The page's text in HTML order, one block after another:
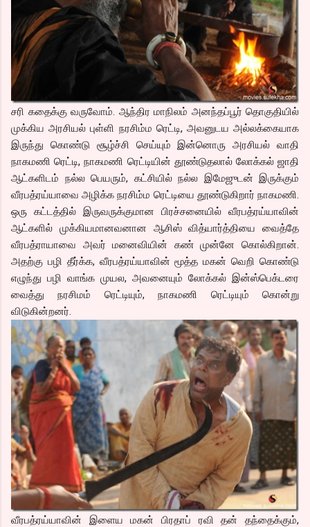
சரி கதைக்கு வருவோம். ஆந்திர மாநிலம் அனந்தப்பூர் தொகுதியில்
முக்கிய அரசியல் புள்ளி நரசிம்ம ரெட்டி, அவனுடய அல்லக்கையாக
இருந்து கொண்டு சூழ்ச்சி செய்யும் இன்னொரு அரசியல் வாதி
நாகமணி ரெட்டி, நாகமணி ரெட்டியின் தூண்டுதலால் லோக்கல் ஜாதி
ஆட்களிடம் நல்ல பெயரும், கட்சியில் நல்ல இமேஜுடன் இருக்கும்
வீரபத்ரய்யாவை அழிக்க நரசிம்ம ரெட்டியை தூண்டுகிறார் நாகமணி.
ஒரு கட்டத்தில் இருவருக்குமான பிரச்சனையில் வீரபத்ரய்யாவின்
ஆட்களில் முக்கியமானவனான ஆசிஸ் வித்யார்த்தியை வைத்தே
வீரபத்ராயாவை அவர் மனைவியின் கண் முன்னே கொல்கிறான்.
அதற்கு பழி தீர்க்க, வீரபத்ரய்யாவின் மூத்த மகன் வெறி கொண்டு
எழுந்து பழி வாங்க முயல, அவனையும் லோக்கல் இன்ஸ்பெக்டரை
வைத்து நரசிமம் ரெட்டியும், நாகமணி ரெட்டியும் கொன்று
விடுகின்றனர்.
வீரபத்ரய்யாவின் இளைய மகன் பிரதாப் ரவி தன் தந்தைக்கும்,